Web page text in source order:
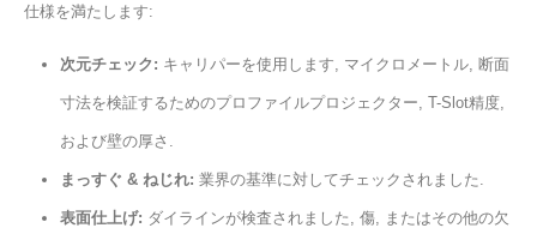
仕様を満たします:
次元チェック: キャリパーを使用します, マイクロメートル, 断面
寸法を検証するためのプロファイルプロジェクター, T-Slot精度,
および壁の厚さ.
まっすぐ & ねじれ: 業界の基準に対してチェックされました.
表面仕上げ: ダイラインが検査されました, 傷, またはその他の欠